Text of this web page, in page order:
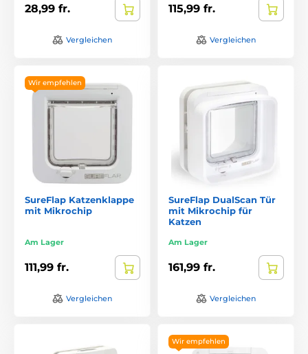
28,99 fr.
Vergleichen
115,99 fr.
Vergleichen
Wir empfehlen
SureFlap Katzenklappe
mit Mikrochip
Am Lager
111,99 fr.
Vergleichen
SureFlap DualScan Tür
mit Mikrochip für
Katzen
Am Lager
161,99 fr.
Vergleichen
Wir empfehlen